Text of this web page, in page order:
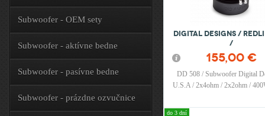
Digital Designs /
/
155,00 €
DD 508 / Subwoofer Digital
U.S.A / 2x4ohm / 2x2ohm /
verziu 2x2ohm alebo
do 3 dní
Subwoofer - OEM sety
Subwoofer - aktívne bedne
Subwoofer - pasívne bedne
Subwoofer - prázdne ozvučnice